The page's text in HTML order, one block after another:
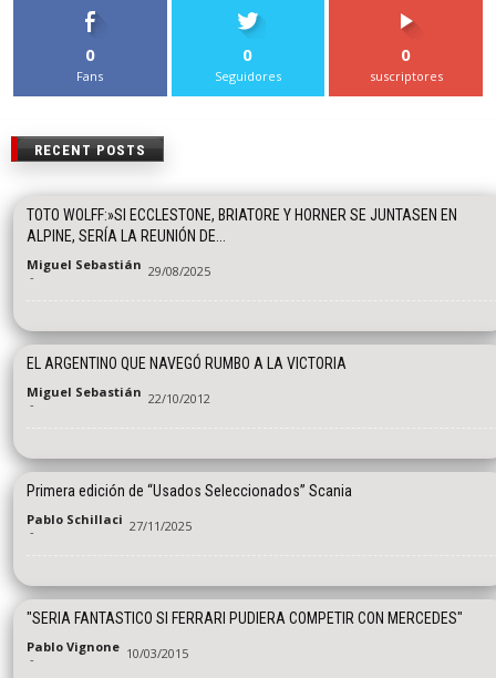
0
Fans
0
Seguidores
0
suscriptores
RECENT POSTS
TOTO WOLFF:»SI ECCLESTONE, BRIATORE Y HORNER SE JUNTASEN EN
ALPINE, SERÍA LA REUNIÓN DE...
Miguel Sebastián
- 29/08/2025
EL ARGENTINO QUE NAVEGÓ RUMBO A LA VICTORIA
Miguel Sebastián
- 22/10/2012
Primera edición de “Usados Seleccionados” Scania
Pablo Schillaci
- 27/11/2025
"SERIA FANTASTICO SI FERRARI PUDIERA COMPETIR CON MERCEDES"
Pablo Vignone
- 10/03/2015